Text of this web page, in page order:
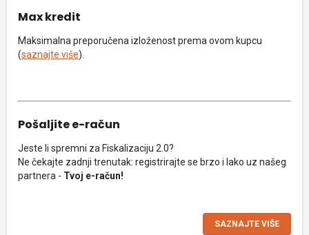
Max kredit
Maksimalna preporučena izloženost prema ovom kupcu
(saznajte više).
Pošaljite e-račun
Jeste li spremni za Fiskalizaciju 2.0?
Ne čekajte zadnji trenutak: registrirajte se brzo i lako uz našeg
partnera - Tvoj e-račun!
SAZNAJTE VIŠE